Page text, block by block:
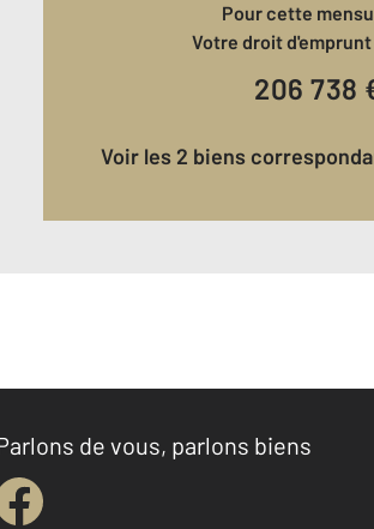
Pour cette
Votre droit d'emprunt
206 738
Voir les 2 biens
de vous, parlons biens